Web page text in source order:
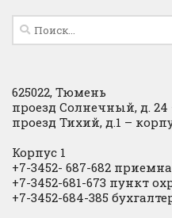
Найти:
625022, Тюмень
проезд Солнечный, д. 24
проезд Тихий, д.1 –
Корпус 1
+7-3452- 687-682
+7-3452-681-673 пункт
+7-3452-684-385